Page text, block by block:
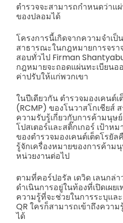
ตำรวจจะสามารถกำหนดว่าแ
ของปลอมได้
โครงการนี้เกิดจากความจำเป็
สาธารณะในกฎหมายการจร
สอบทั่วไป Firman
กฎหมายจะถอดแผ่นทะเบียนอ
ค่าปรับให้แก่พวกเขา
ในปีเดียวกัน ตำรวจมองเคนต์
(RCMP) ของโนวาสโกเชียส์
ความรับรู้เกี่ยวกับการค้ามนุษ
โปสเตอร์และสติ๊กเกอร์ เป้าห
ของตำรวจมองเคนต์เต็ดโรยั
รู้จักเครื่องหมายของการค้าม
หน่วยงานต่อไป
ตามที่คอร์ปอรัล เดวิด เลนกล่า
ดำเนินการอยู่ในท้องที่เปิดเผ
ความรู้ที่จะช่วยในการระบุแล
QR ใครก็สามารถเข้าถึงควา
ได้